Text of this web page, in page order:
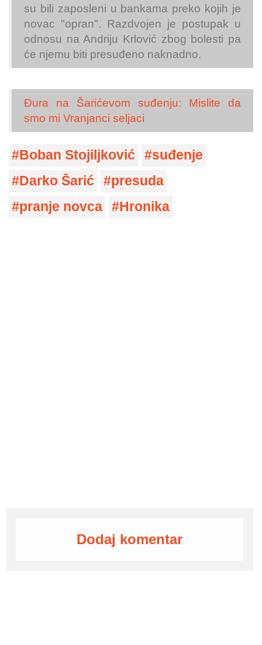
su bili zaposleni u bankama preko kojih je
novac "opran". Razdvojen je postupak u
odnosu na Andriju Krlović zbog bolesti pa
će njemu biti presuđeno naknadno.
Đura na Šarićevom suđenju: Mislite da
smo mi Vranjanci seljaci
Boban Stojiljković
suđenje
Darko Šarić
presuda
pranje novca
Hronika
Dodaj komentar